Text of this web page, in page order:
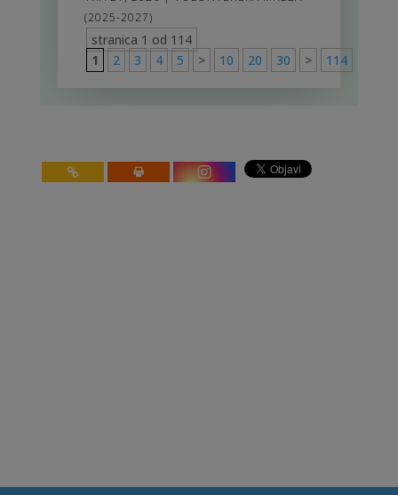
(2025-2027)
stranica 1 od 114
1
2 3 4 5 > 10 20 30 > 114